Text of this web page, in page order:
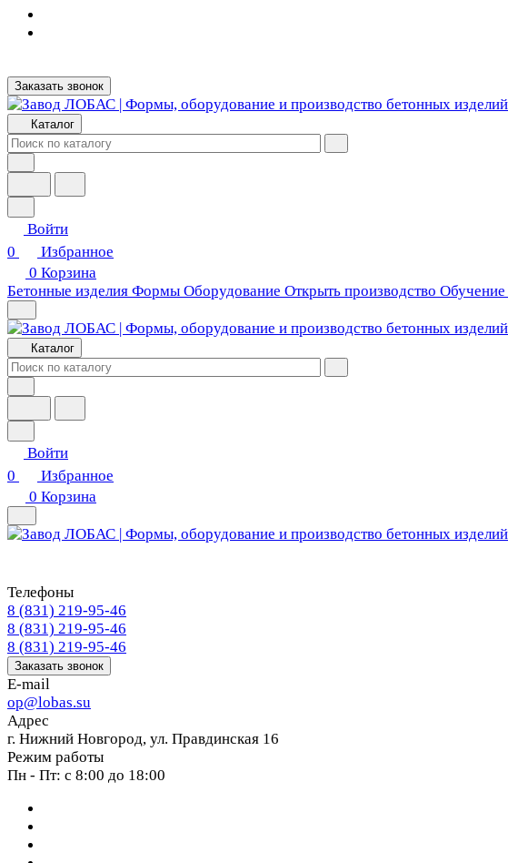
Заказать звонок
Каталог
Войти
0
Избранное
0 Корзина
Бетонные изделия Формы Оборудование Открыть производство Обучение
Каталог
Войти
0
Избранное
0 Корзина
Телефоны
8 (831) 219-95-46
8 (831) 219-95-46
8 (831) 219-95-46
Заказать звонок
E-mail
op@lobas.su
Адрес
г. Нижний Новгород, ул. Правдинская 16
Режим работы
Пн - Пт: с 8:00 до 18:00